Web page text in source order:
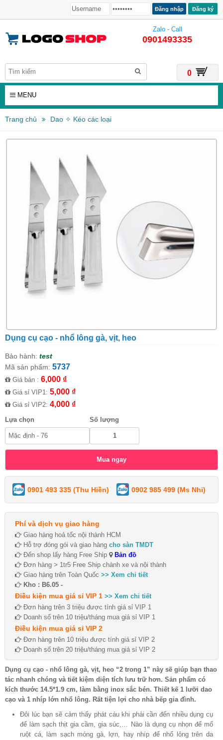
Đăng ký
Zalo - Call
0901493335
0
MENU
Trang chủ Dao ✧ Kéo các loại
Dụng cụ cạo - nhổ lông gà, vịt, heo
Bảo hành: test
Mã sản phẩm: 5737
Giá bán : 6,000 ₫
Giá sỉ VIP1: 5,000 ₫
Giá sỉ VIP2: 4,000 ₫
Lựa chọn Số lượng
0901 493 335 (Thu Hiền) 0902 985 499 (Ms Nhi)
Phí và dịch vụ giao hàng
Giao hàng hoả tốc nội thành HCM
Hỗ trợ đóng gói và giao hàng cho sàn TMDT
Đến shop lấy hàng Free Ship
Bản đồ
Đơn hàng > 1tr5 Free Ship chành xe và nội thành
Giao hàng trên Toàn Quốc >> Xem chi tiết
Kho : B6.05 -
Điều kiện mua giá sỉ VIP 1 >> Xem chi tiết
Đơn hàng trên 3 triệu được tính giá sỉ VIP 1
Doanh số trên 10 triệu/tháng mua giá sỉ VIP 1
Điều kiện mua giá sỉ VIP 2
Đơn hàng trên 10 triệu được tính giá sỉ VIP 2
Doanh số trên 20 triệu/tháng mua giá sỉ VIP 2
Dụng cụ cạo - nhổ lông gà, vịt, heo “2 trong 1” này sẽ giúp bạn thao
tác nhanh chóng và tiết kiệm diện tích lưu trữ hơn. Sản phẩm có
kích thước 14.5*1.9 cm, làm bằng inox sắc bén. Thiết kế 1 lưỡi dao
cạo và 1 nhíp lớn nhổ lông. Rất tiện lợi cho nhà bếp gia đình.
Đôi lúc bạn sẽ cảm thấy phát cáu khi phải cần đến nhiều dụng cụ
để làm sạch thịt gia cầm, gia súc,… Nào là dụng cụ nhọn để mổ
ruột cá, làm sạch móng gà, lợn, hay nhíp để nhổ lông trên da